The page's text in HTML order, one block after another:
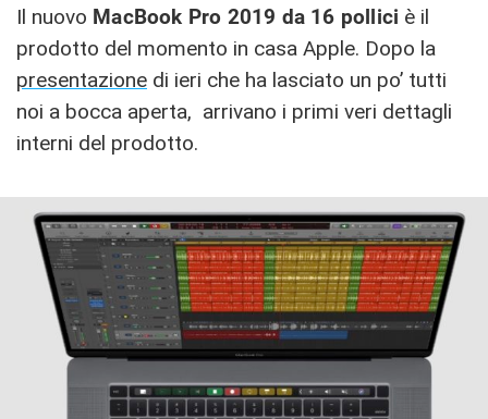
Il nuovo MacBook Pro 2019 da 16 pollici è il
prodotto del momento in casa Apple. Dopo la
presentazione di ieri che ha lasciato un po’ tutti
noi a bocca aperta, arrivano i primi veri dettagli
interni del prodotto.